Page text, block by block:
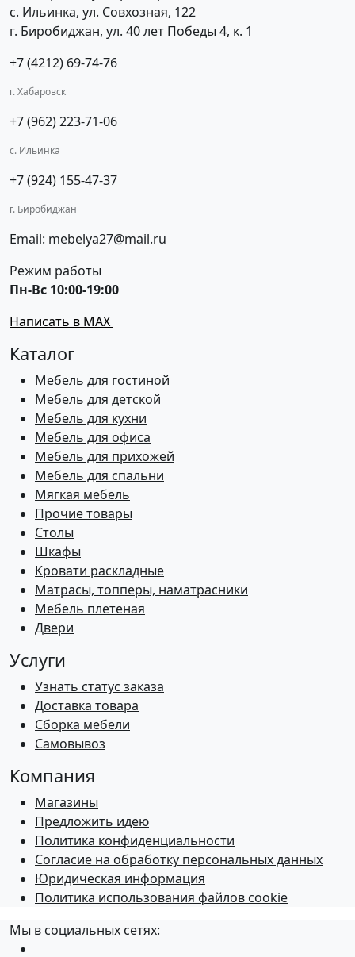
с. Ильинка, ул. Совхозная, 122
г. Биробиджан, ул. 40 лет Победы 4, к. 1
+7 (4212) 69-74-76
г. Хабаровск
+7 (962) 223-71-06
с. Ильинка
+7 (924) 155-47-37
г. Биробиджан
Email: mebelya27@mail.ru
Режим работы
Пн-Вс 10:00-19:00
Написать в MAX
Каталог
Мебель для гостиной
Мебель для детской
Мебель для кухни
Мебель для офиса
Мебель для прихожей
Мебель для спальни
Мягкая мебель
Прочие товары
Столы
Шкафы
Кровати раскладные
Матрасы, топперы, наматрасники
Мебель плетеная
Двери
Услуги
Узнать статус заказа
Доставка товара
Сборка мебели
Самовывоз
Компания
Магазины
Предложить идею
Политика конфиденциальности
Согласие на обработку персональных данных
Юридическая информация
Политика использования файлов cookie
Мы в социальных сетях: